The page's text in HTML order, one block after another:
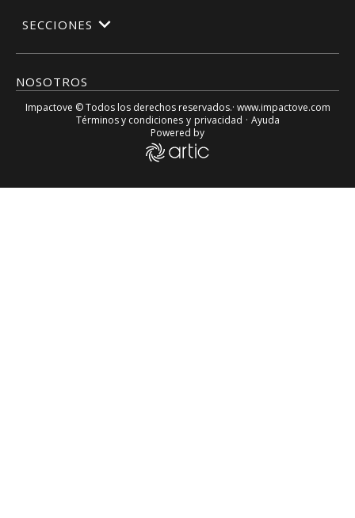
NOSOTROS
SECCIONES
Impactove © Todos los derechos reservados.· www.impactove.com
Términos y condiciones y privacidad · Ayuda
Powered by